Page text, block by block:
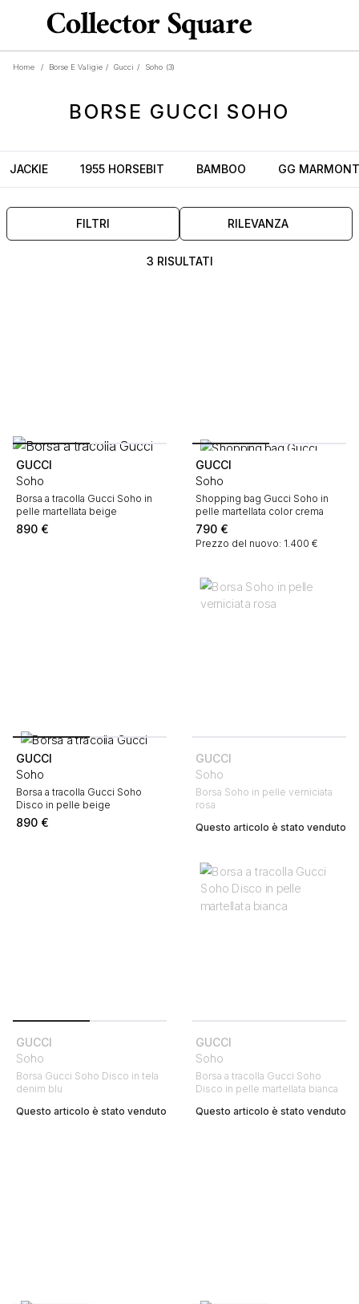
Home / Borse E Valigie / Gucci / Soho (3)
BORSE GUCCI SOHO
JACKIE 1955 HORSEBIT BAMBOO GG MARMONT
FILTRI RILEVANZA
3 RISULTATI
GUCCI
Soho
Borsa a tracolla Gucci Soho in
pelle martellata beige
890 €
GUCCI
Soho
Shopping bag Gucci Soho in
pelle martellata color crema
790 €
Prezzo del nuovo: 1.400 €
GUCCI
Soho
Borsa a tracolla Gucci Soho
Disco in pelle beige
890 €
GUCCI
Soho
Borsa Soho in pelle verniciata
rosa
Questo articolo è stato venduto
GUCCI
Soho
Borsa Gucci Soho Disco in tela
denim blu
Questo articolo è stato venduto
GUCCI
Soho
Borsa a tracolla Gucci Soho
Disco in pelle martellata bianca
Questo articolo è stato venduto